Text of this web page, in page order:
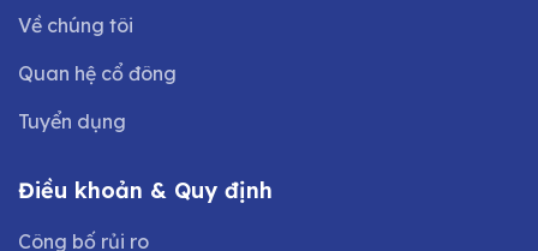
Về chúng tôi
Quan hệ cổ đông
Tuyển dụng
Điều khoản & Quy định
Công bố rủi ro